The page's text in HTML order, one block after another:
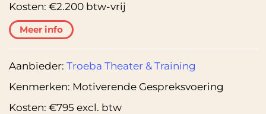
Kosten: €2.200 btw-vrij
Meer info
Aanbieder: Troeba Theater & Training
Kenmerken: Motiverende Gespreksvoering
Kosten: €795 excl. btw